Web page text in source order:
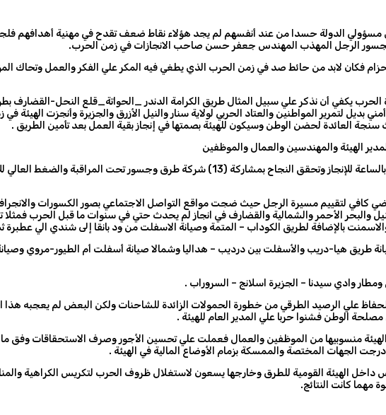
الدولة حسدا من عند أنفسهم لم يجد هؤلاء نقاط ضعف تقدح في مهنية أهدافهم
والجسور الرجل المهذب المهندس جعفر حسن صاحب الانجازات في زمن الحرب.
فكان لابد من حائط صد في زمن الحرب الذي يطغي فيه المكر علي الفكر والعمل وتحاك
المواطنين والعتاد الحربي لولاية سنار والنيل الأزرق والجزيرة وأنجزت الهيئة في
الهيئة والمهندسين والعمال والموظفين
وبشهادة الجميع فقد تم التركيز علي التشييد بإشراف أتيام فنية ومراقبة يومية محسوبة بالساعة للإنجاز وتحقق
كافي لتقييم مسيرة الرجل حيث ضجت مواقع التواصل الاجتماعي بصور الكسورات
والبحر الأحمر والشمالية والقضارف في انجاز لم يحدث حتي في سنوات ما قبل الحرب
بالإضافة لطريق الكوداب – المتمة وصيانة الاسفلت من ود بانقا إلى شندي الي
طريق هيا-دريب والأسفلت بين درديب – هداليا وشمالا صيانة أسفلت أم الطيور-مروي
وادي سيدنا – الجزيرة اسلانج – السروراب .
علي الرصيد الطرقي من خطورة الحمولات الزائدة للشاحنات ولكن البعض لم يعجبه
الوطن فشنوا حربا علي المدير العام للهيئة .
منسوبيها من الموظفين والعمال فعملت علي تحسين الأجور وصرف الاستحقاقات وفق
درجت الجهات المختصة والممسكة بزمام الأوضاع المالية في الهيئة .
داخل الهيئة القومية للطرق وخارجها يسعون لاستغلال ظروف الحرب لتكريس الكراهية
مهما كانت النتائج.